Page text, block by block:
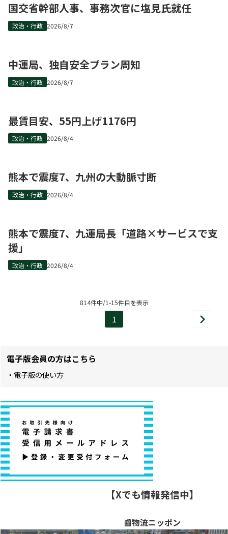
814件中/1-15件目を表示
1
ペ
次
国交省幹部人事、事務次官に塩見氏就任
政治・行政 2026/8/7
中運局、独自安全プラン周知
政治・行政 2026/8/7
最賃目安、55円上げ1176円
政治・行政 2026/8/4
熊本で震度7、九州の大動脈寸断
政治・行政 2026/8/4
熊本で震度7、九運局長「道路×サービスで支
援」
政治・行政 2026/8/4
電子版会員の方はこちら
・電子版の使い方
【Xでも情報発信中】
📰物流ニッポン